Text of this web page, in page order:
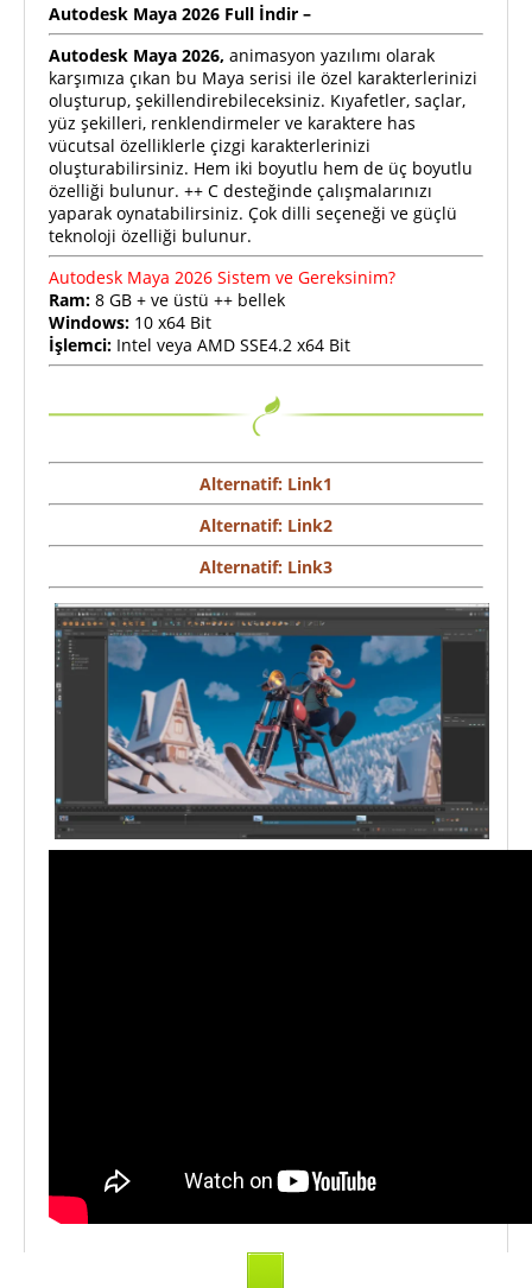
Autodesk Maya 2026 Full İndir –
Autodesk Maya 2026, animasyon yazılımı olarak
karşımıza çıkan bu Maya serisi ile özel karakterlerinizi
oluşturup, şekillendirebileceksiniz. Kıyafetler, saçlar,
yüz şekilleri, renklendirmeler ve karaktere has
vücutsal özelliklerle çizgi karakterlerinizi
oluşturabilirsiniz. Hem iki boyutlu hem de üç boyutlu
özelliği bulunur. ++ C desteğinde çalışmalarınızı
yaparak oynatabilirsiniz. Çok dilli seçeneği ve güçlü
teknoloji özelliği bulunur.
Autodesk Maya 2026 Sistem ve Gereksinim?
Ram: 8 GB + ve üstü ++ bellek
Windows: 10 x64 Bit
İşlemci: Intel veya AMD SSE4.2 x64 Bit
Alternatif: Link1
Alternatif: Link2
Alternatif: Link3